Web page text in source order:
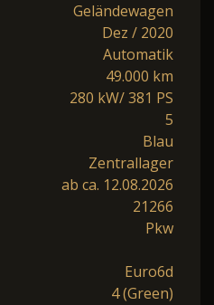
Geländewagen
Dez / 2020
Automatik
49.000 km
280 kW/ 381 PS
5
Blau
Zentrallager
ab ca. 12.08.2026
21266
Pkw
Euro6d
4 (Green)